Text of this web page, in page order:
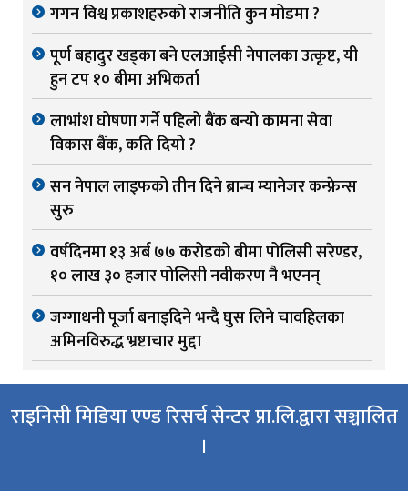
गगन विश्व प्रकाशहरुको राजनीति कुन मोडमा ?
पूर्ण बहादुर खड्का बने एलआईसी नेपालका उत्कृष्ट, यी
हुन टप १० बीमा अभिकर्ता
लाभांश घोषणा गर्ने पहिलो बैंक बन्यो कामना सेवा
विकास बैंक, कति दियो ?
सन नेपाल लाइफको तीन दिने ब्रान्च म्यानेजर कन्फ्रेन्स
सुरु
वर्षदिनमा १३ अर्ब ७७ करोडको बीमा पोलिसी सरेण्डर,
१० लाख ३० हजार पोलिसी नवीकरण नै भएनन्
जग्गाधनी पूर्जा बनाइदिने भन्दै घुस लिने चावहिलका
अमिनविरुद्ध भ्रष्टाचार मुद्दा
राइनिसी मिडिया एण्ड रिसर्च सेन्टर प्रा.लि.द्वारा सञ्चालित
।